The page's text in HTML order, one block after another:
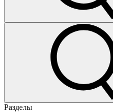
Разделы